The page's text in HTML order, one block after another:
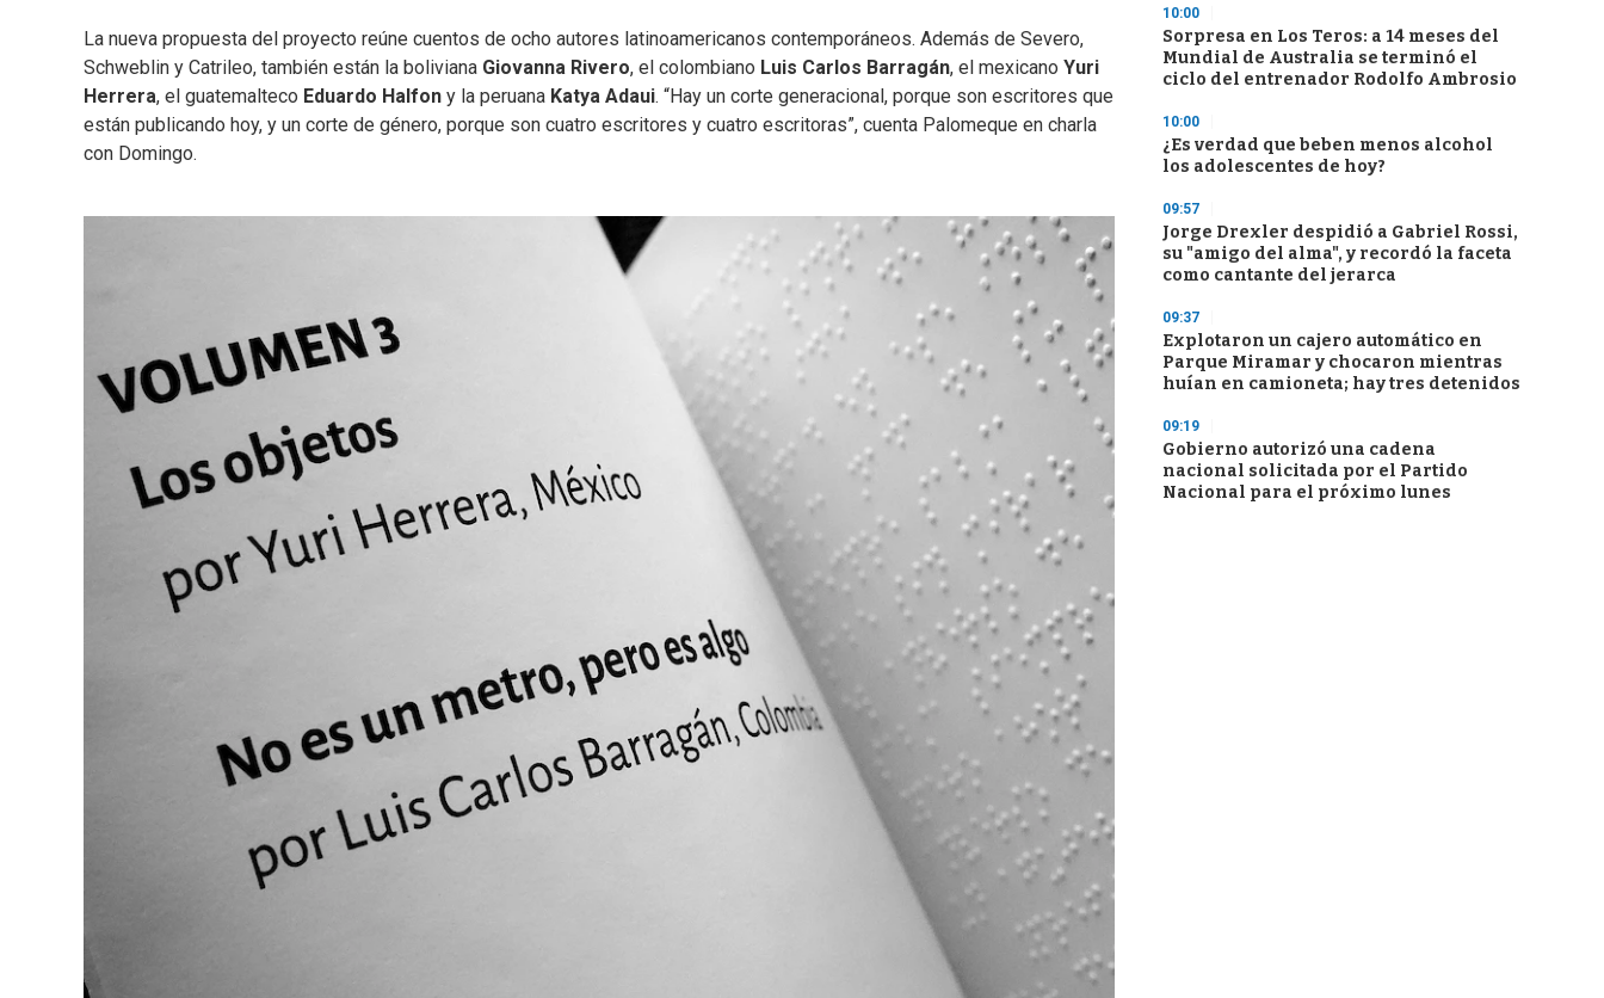
La nueva propuesta del proyecto reúne cuentos de ocho autores latinoamericanos contemporáneos. Además de Severo,
Schweblin y Catrileo, también están la boliviana Giovanna Rivero, el colombiano Luis Carlos Barragán, el mexicano Yuri
Herrera, el guatemalteco Eduardo Halfon y la peruana Katya Adaui. “Hay un corte generacional, porque son escritores que
están publicando hoy, y un corte de género, porque son cuatro escritores y cuatro escritoras”, cuenta Palomeque en charla
con Domingo.
10:00
Sorpresa en Los Teros: a 14 meses del
Mundial de Australia se terminó el
ciclo del entrenador Rodolfo Ambrosio
10:00
¿Es verdad que beben menos alcohol
los adolescentes de hoy?
09:57
Jorge Drexler despidió a Gabriel Rossi,
su "amigo del alma", y recordó la faceta
como cantante del jerarca
09:37
Explotaron un cajero automático en
Parque Miramar y chocaron mientras
huían en camioneta; hay tres detenidos
09:19
Gobierno autorizó una cadena
nacional solicitada por el Partido
Nacional para el próximo lunes